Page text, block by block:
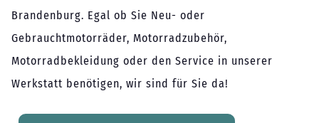
Brandenburg. Egal ob Sie Neu- oder
Gebrauchtmotorräder, Motorradzubehör,
Motorradbekleidung oder den Service in unserer
Werkstatt benötigen, wir sind für Sie da!